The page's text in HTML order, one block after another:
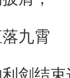
九霄